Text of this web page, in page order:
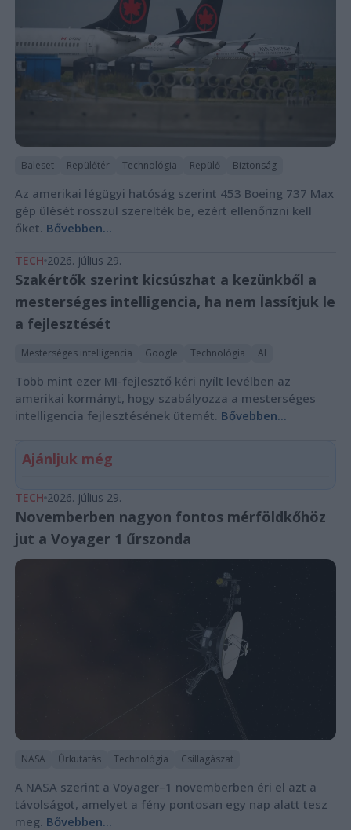
Baleset Repülőtér Technológia Repülő Biztonság
Az amerikai légügyi hatóság szerint 453 Boeing 737 Max
gép ülését rosszul szerelték be, ezért ellenőrizni kell
őket. Bővebben...
TECH 2026. július 29.
Szakértők szerint kicsúszhat a kezünkből a
mesterséges intelligencia, ha nem lassítjuk le
a fejlesztését
Mesterséges intelligencia Google Technológia AI
Több mint ezer MI-fejlesztő kéri nyílt levélben az
amerikai kormányt, hogy szabályozza a mesterséges
intelligencia fejlesztésének ütemét. Bővebben...
Ajánljuk még
TECH 2026. július 29.
Novemberben nagyon fontos mérföldkőhöz
jut a Voyager 1 űrszonda
NASA Űrkutatás Technológia Csillagászat
A NASA szerint a Voyager–1 novemberben éri el azt a
távolságot, amelyet a fény pontosan egy nap alatt tesz
meg. Bővebben...